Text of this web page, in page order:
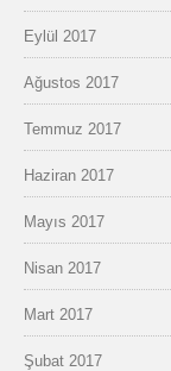
Eylül 2017
Ağustos 2017
Temmuz 2017
Haziran 2017
Mayıs 2017
Nisan 2017
Mart 2017
Şubat 2017